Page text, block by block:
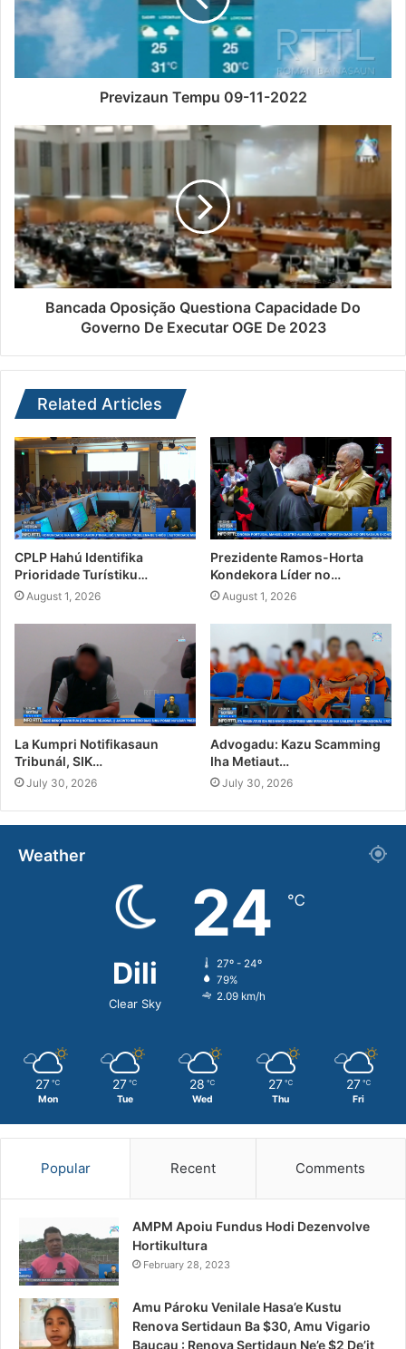
Previzaun Tempu 09-11-2022
Bancada Oposição Questiona Capacidade Do
Governo De Executar OGE De 2023
Related Articles
CPLP Hahú Identifika
Prioridade Turístiku…
August 1, 2026
Prezidente Ramos-Horta
Kondekora Líder no…
August 1, 2026
La Kumpri Notifikasaun
Tribunál, SIK…
July 30, 2026
Advogadu: Kazu Scamming
Iha Metiaut…
July 30, 2026
Weather
Dili
Clear Sky
24 ℃
27º - 24º
79%
2.09 km/h
27 ℃
Mon
27 ℃
Tue
28 ℃
Wed
27 ℃
Thu
27 ℃
Fri
Popular Recent Comments
AMPM Apoiu Fundus Hodi Dezenvolve
Hortikultura
February 28, 2023
Amu Pároku Venilale Hasa’e Kustu
Renova Sertidaun Ba $30, Amu Vigario
Baucau : Renova Sertidaun Ne’e $2 De’it